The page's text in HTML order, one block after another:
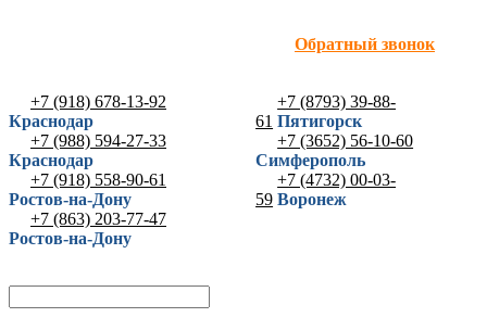
Обратный звонок
+7 (918) 678-13-92
Краснодар
+7 (988) 594-27-33
Краснодар
+7 (918) 558-90-61
Ростов-на-Дону
+7 (863) 203-77-47
Ростов-на-Дону
+7 (8793) 39-88-
61 Пятигорск
+7 (3652) 56-10-60
Симферополь
+7 (4732) 00-03-
59 Воронеж